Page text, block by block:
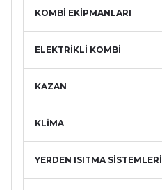
KOMBİ EKİPMANLARI
ELEKTRİKLİ KOMBİ
KAZAN
KLİMA
YERDEN ISITMA SİSTEMLERİ